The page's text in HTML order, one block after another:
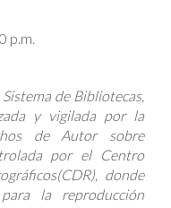
p.m.
de Bibliotecas,
y vigilada por la
de Autor sobre
por el Centro
donde
la reproducción